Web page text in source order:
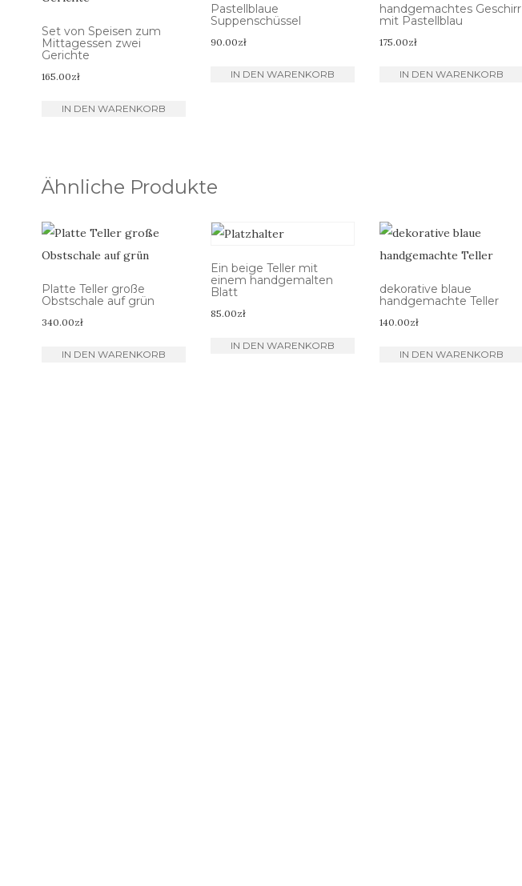
Set von Speisen zum
Mittagessen zwei
Gerichte
165.00zł
IN DEN WARENKORB
Pastellblaue
Suppenschüssel
90.00zł
IN DEN WARENKORB
handgemachtes Geschirr
mit Pastellblau
175.00zł
IN DEN WARENKORB
Ähnliche Produkte
Platte Teller große
Obstschale auf grün
340.00zł
IN DEN WARENKORB
Ein beige Teller mit
einem handgemalten
Blatt
85.00zł
IN DEN WARENKORB
dekorative blaue
handgemachte Teller
140.00zł
IN DEN WARENKORB